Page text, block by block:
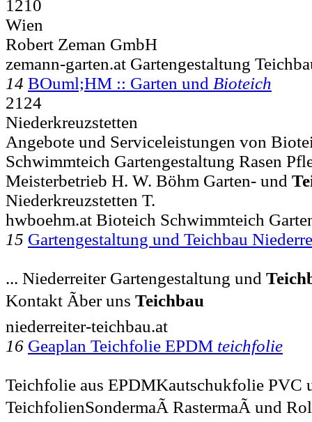
1210
Wien
Robert Zeman GmbH
zemann-garten.at Gartengestaltung
14 BOuml;HM :: Garten und Bioteich
2124
Niederkreuzstetten
Angebote und Serviceleistungen von
Schwimmteich Gartengestaltung Rasen
Meisterbetrieb H. W. Böhm Garten- und
Niederkreuzstetten T.
hwboehm.at Bioteich Schwimmteich
15 Gartengestaltung und Teichbau
... Niederreiter Gartengestaltung und
Kontakt Ãber uns Teichbau
niederreiter-teichbau.at
16 Geaplan Teichfolie EPDM teichfolie
Teichfolie aus EPDMKautschukfolie PVC
TeichfolienSondermaÃ RastermaÃ und